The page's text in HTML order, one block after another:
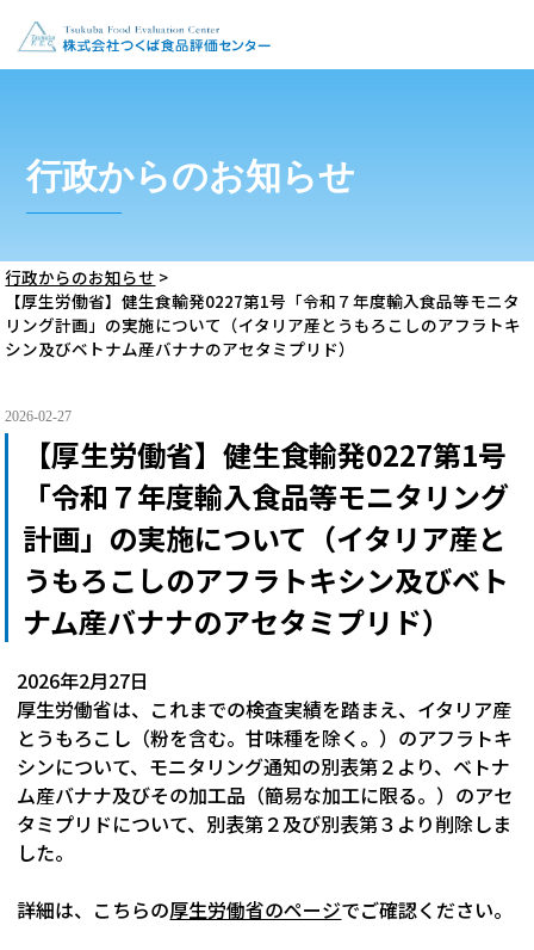
行政からのお知らせ
行政からのお知らせ >
【厚生労働省】健生食輸発0227第1号「令和７年度輸入食品等モニタ
リング計画」の実施について（イタリア産とうもろこしのアフラトキ
シン及びベトナム産バナナのアセタミプリド）
2026-02-27
【厚生労働省】健生食輸発0227第1号
「令和７年度輸入食品等モニタリング
計画」の実施について（イタリア産と
うもろこしのアフラトキシン及びベト
ナム産バナナのアセタミプリド）
2026年2月27日
厚生労働省は、これまでの検査実績を踏まえ、イタリア産
とうもろこし（粉を含む。甘味種を除く。）のアフラトキ
シンについて、モニタリング通知の別表第２より、ベトナ
ム産バナナ及びその加工品（簡易な加工に限る。）のアセ
タミプリドについて、別表第２及び別表第３より削除しま
した。
詳細は、こちらの厚生労働省のページでご確認ください。